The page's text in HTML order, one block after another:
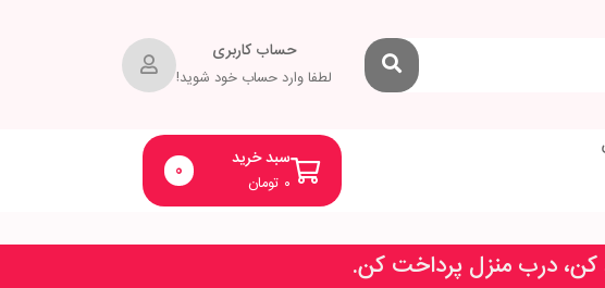
حساب کاربری
لطفا وارد حساب خود شوید!
سبد خرید
تومان ۰ 0
کن، درب منزل پرداخت کن.